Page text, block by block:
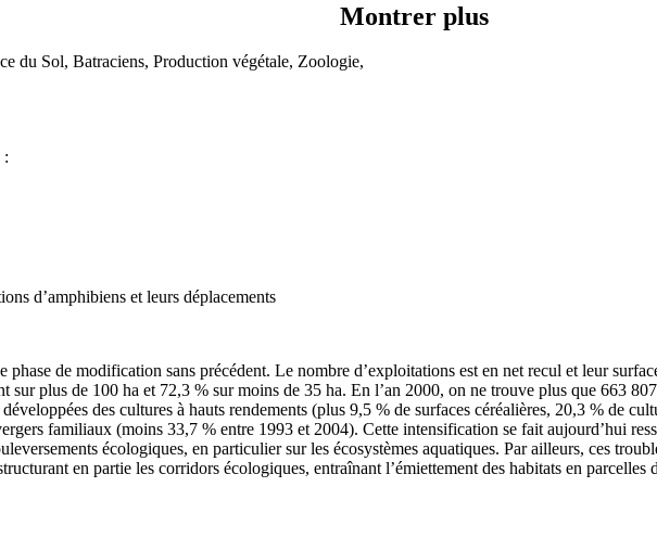
Montrer plus
du Sol, Batraciens, Production végétale, Zoologie,
:
d’amphibiens et leurs déplacements
phase de modification sans précédent. Le nombre d’exploitations est en net recul et leur
sur plus de 100 ha et 72,3 % sur moins de 35 ha. En l’an 2000, on ne trouve plus que 663
des cultures à hauts rendements (plus 9,5 % de surfaces céréalières, 20,3 % de
familiaux (moins 33,7 % entre 1993 et 2004). Cette intensification se fait aujourd’hui
écologiques, en particulier sur les écosystèmes aquatiques. Par ailleurs, ces
en partie les corridors écologiques, entraînant l’émiettement des habitats en